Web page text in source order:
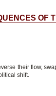
OF
their flow,
shift.